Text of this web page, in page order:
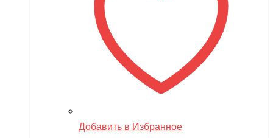
Добавить в Избранное